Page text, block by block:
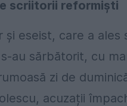
scriitorii reformiști
eseist, care a ales
au sărbătorit, cu
zi de
acuzații